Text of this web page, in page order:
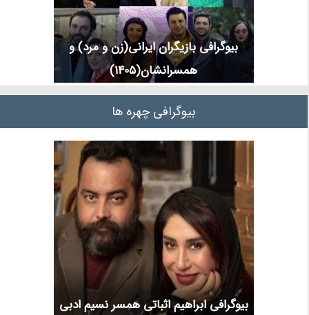
بیوگرافی بازیگران ایرانی(زن و مرد) و
همسرانشان(1405)
بیوگرافی چهره ها
بیوگرافی ابراهیم اثباتی همسر نسیم ادبی